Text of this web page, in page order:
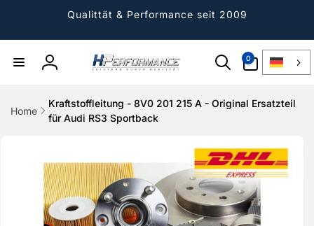
Qualittät & Performance seit 2009
Einloggen
0
Artikel
Home
Kraftstoffleitung - 8V0 201 215 A - Original Ersatzteil
für Audi RS3 Sportback